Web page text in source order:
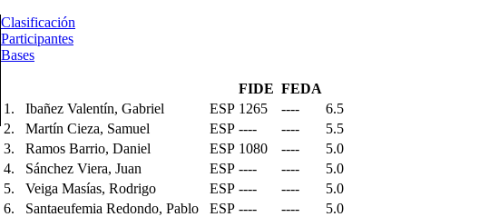
Clasificación
Participantes
Bases
FIDE FEDA
1.
Ibañez Valentín, Gabriel ESP 1265 ----
6.5
2.
Martín Cieza, Samuel ESP ---- ----
5.5
3.
Ramos Barrio, Daniel ESP 1080 ----
5.0
4.
Sánchez Viera, Juan ESP ---- ----
5.0
5.
Veiga Masías, Rodrigo ESP ---- ----
5.0
6.
Santaeufemia Redondo, Pablo ESP ---- ----
5.0